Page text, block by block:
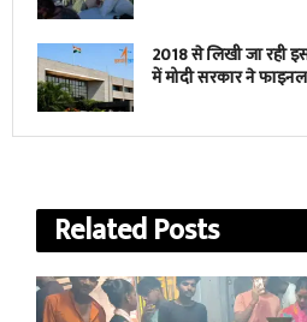
2018 से लिखी जा रही
में मोदी सरकार ने
RelatedPosts